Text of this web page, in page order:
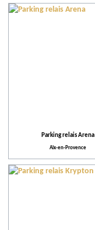
Communes
Parking relais Arena
Aix-en-Provence